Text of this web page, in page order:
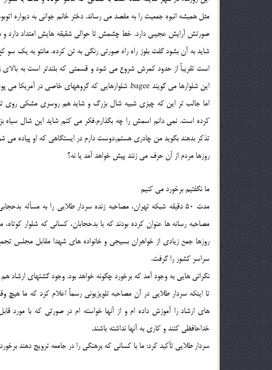
مثل هميشه انبوه جمعيت را به مقصد مي رساند. دختر خانم جواني به ديواره
صورتش آرايش عجيبي دارد. خط چشمش تا حوالي شقيقه هايش امتداد دارد و
شايد به آن بشود گفت بلوز راه راه صورتي رنگي به تن كرده. مانتو به يك
است تقريباً از حدود كمرش شروع مي شود و قسمتي كه بلندتر است به
اين شلوارها مي گويند bagee. شلوارهايي كه گروههاي خاصي در آمريكا مي پوشند.
اما جالب تر اين كه چيزي شبيه شال بزرگ و شايد هم روسري مشكي روي
كرده است. نمي دانم اسمش را چه بگذارم.فكر مي كنم شايد اين شال سياه
تذكر بدهند بگويد من چادري هستم.دوست دارم در ايستگاهي كه او پياده مي
روزها مردم از آن حرف مي زنند پيش خواهد آمد يا نه؟
ما نگفتيم برخورد مي كنيم
مدت 50 دقيقه شبكه تهران، مصاحبه زنده سردار طلايي را به مسأله
مصاحبه رسانه ها عنوان كرده بودند كه با بدحجابان، كساني كه شلوار
روزها جمع زيادي از خواهران بسيجي و خانواده هاي شهدا مقابل مجلس تجمع
سراسر كشور را گرفت.
نگراني هايي به وجود آمد كه برخورد چگونه خواهد بود. وجود گشتهاي ارشاد
تا اينكه سردار طلايي در آن مصاحبه تلويزيوني رسماً اعلام كرد كه ما هيچ
هاي ارشاد را آموزش داده ام و از آنها خواسته ام در صورتي كه با مورد
خداحافظي كنند و كاري به آنها نداشته باشند.
سردار طلايي تأكيد كرد: ما با كساني كه برهنگي را در جامعه ترويج دهند